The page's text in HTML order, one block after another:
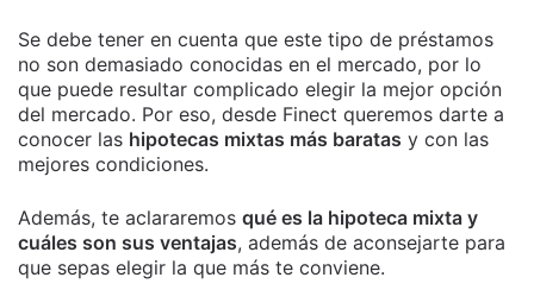
Se debe tener en cuenta que este tipo de préstamos
no son demasiado conocidas en el mercado, por lo
que puede resultar complicado elegir la mejor opción
del mercado. Por eso, desde Finect queremos darte a
conocer las hipotecas mixtas más baratas y con las
mejores condiciones.
Además, te aclararemos qué es la hipoteca mixta y
cuáles son sus ventajas, además de aconsejarte para
que sepas elegir la que más te conviene.